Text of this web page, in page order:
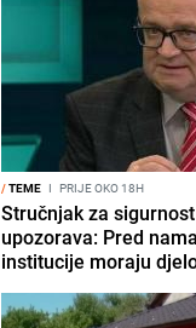
/TEME I PRIJE OKO 18H
Stručnjak za
upozorava: Pred
institucije moraju